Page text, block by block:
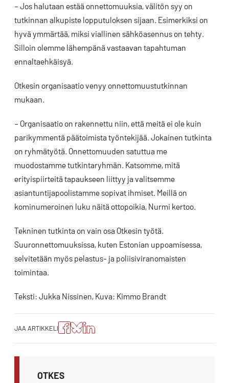
– Jos halutaan estää onnettomuuksia, välitön syy on
tutkinnan alkupiste lopputuloksen sijaan. Esimerkiksi on
hyvä ymmärtää, miksi viallinen sähköasennus on tehty.
Silloin olemme lähempänä vastaavan tapahtuman
ennaltaehkäisyä.
Otkesin organisaatio venyy onnettomuustutkinnan
mukaan.
– Organisaatio on rakennettu niin, että meitä ei ole kuin
parikymmentä päätoimista työntekijää. Jokainen tutkinta
on ryhmätyötä. Onnettomuuden satuttua me
muodostamme tutkintaryhmän. Katsomme, mitä
erityispiirteitä tapaukseen liittyy ja valitsemme
asiantuntijapoolistamme sopivat ihmiset. Meillä on
kominumeroinen luku näitä ottopoikia, Nurmi kertoo.
Tekninen tutkinta on vain osa Otkesin työtä.
Suuronnettomuuksissa, kuten Estonian uppoamisessa,
selvitetään myös pelastus- ja poliisiviranomaisten
toimintaa.
Teksti: Jukka Nissinen, Kuva: Kimmo Brandt
JAA ARTIKKELI
Jaa
artikkeli
Facebookissa
Jaa
artikkeli
Blueskyssa
Jako:
Jaa
artikkeli
OTKES